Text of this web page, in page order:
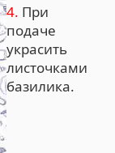
4. При
подаче
украсить
листочками
базилика.